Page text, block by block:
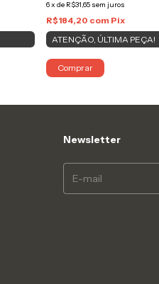
6x de R$31,65 sem juros
R$184,20 com Pix
ATENÇÃO, ÚLTIMA PEÇA!
Comprar
Newsletter